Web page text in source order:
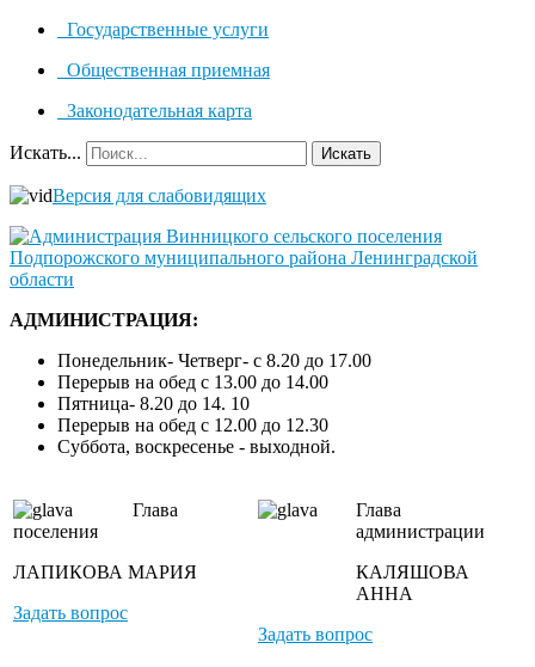
Государственные услуги
Общественная приемная
Законодательная карта
Искать... Искать
Версия для слабовидящих
АДМИНИСТРАЦИЯ:
Понедельник- Четверг- с 8.20 до 17.00
Перерыв на обед с 13.00 до 14.00
Пятница- 8.20 до 14. 10
Перерыв на обед с 12.00 до 12.30
Суббота, воскресенье - выходной.
Глава
поселения
ЛАПИКОВА МАРИЯ
Задать вопрос
Глава
администрации
КАЛЯШОВА
АННА
Задать вопрос